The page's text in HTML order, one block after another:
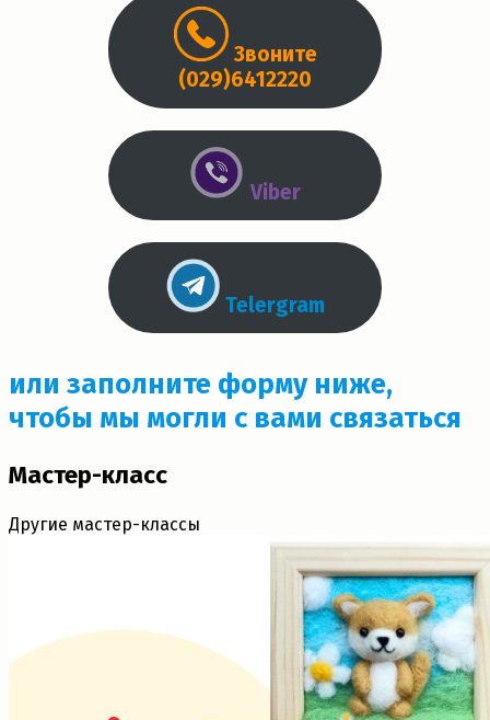
Звоните
(029)6412220
Viber
Telergram
или заполните форму ниже,
чтобы мы могли с вами связаться
Мастер-класс
Другие мастер-классы